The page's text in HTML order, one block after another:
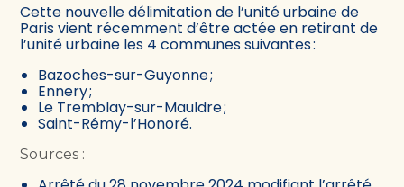
Cette nouvelle délimitation de l’unité urbaine de
Paris vient récemment d’être actée en retirant de
l’unité urbaine les 4 communes suivantes :
Bazoches-sur-Guyonne ;
Ennery ;
Le Tremblay-sur-Mauldre ;
Saint-Rémy-l’Honoré.
Sources :